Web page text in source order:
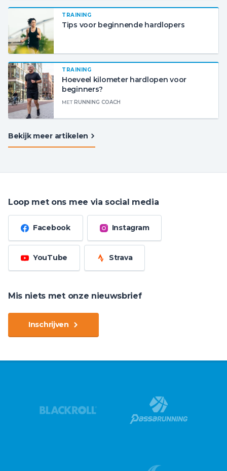
TRAINING
Tips voor beginnende hardlopers
TRAINING
Hoeveel kilometer hardlopen voor
beginners?
METRUNNING COACH
Bekijk meer artikelen
Loop met ons mee via social media
Facebook Instagram
YouTube Strava
Mis niets met onze nieuwsbrief
Inschrijven